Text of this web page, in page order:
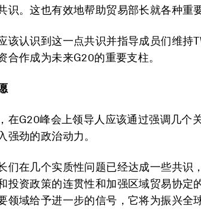
识。这也有效地帮助贸易部长就各种重
该认识到这一点共识并指导成员们维持
合作成为未来G20的重要支柱。
在G20峰会上领导人应该通过强调几个
强劲的政治动力。
们在几个实质性问题已经达成一些共识
投资政策的连贯性和加强区域贸易协定
领域给予进一步的信号，它将为振兴全